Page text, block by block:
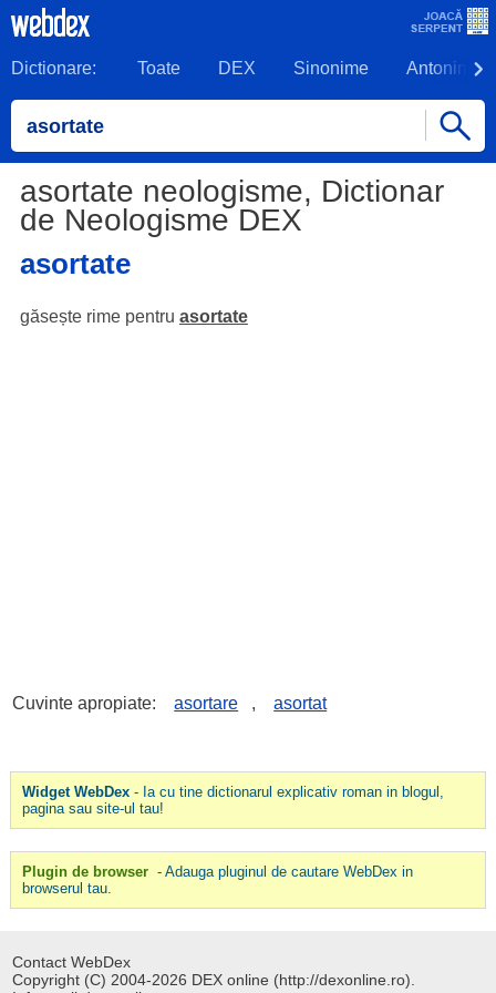
Dictionare: Toate DEX Sinonime Antonime
asortate neologisme, Dictionar
de Neologisme DEX
asortate
găsește rime pentru asortate
Cuvinte apropiate: asortare , asortat
Widget WebDex- Ia cu tine dictionarul explicativ roman in blogul,
pagina sau site-ul tau!
Plugin de browser - Adauga pluginul de cautare WebDex in
browserul tau.
Contact WebDex
Copyright (C) 2004-2026 DEX online (http://dexonline.ro).